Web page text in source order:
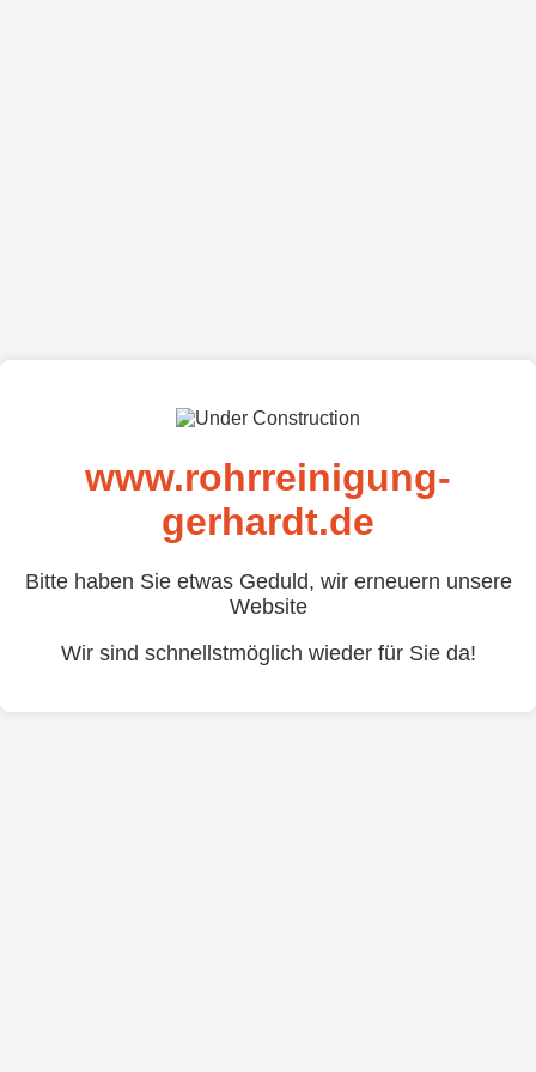
www.rohrreinigung-
gerhardt.de
Bitte haben Sie etwas Geduld, wir erneuern unsere
Website
Wir sind schnellstmöglich wieder für Sie da!